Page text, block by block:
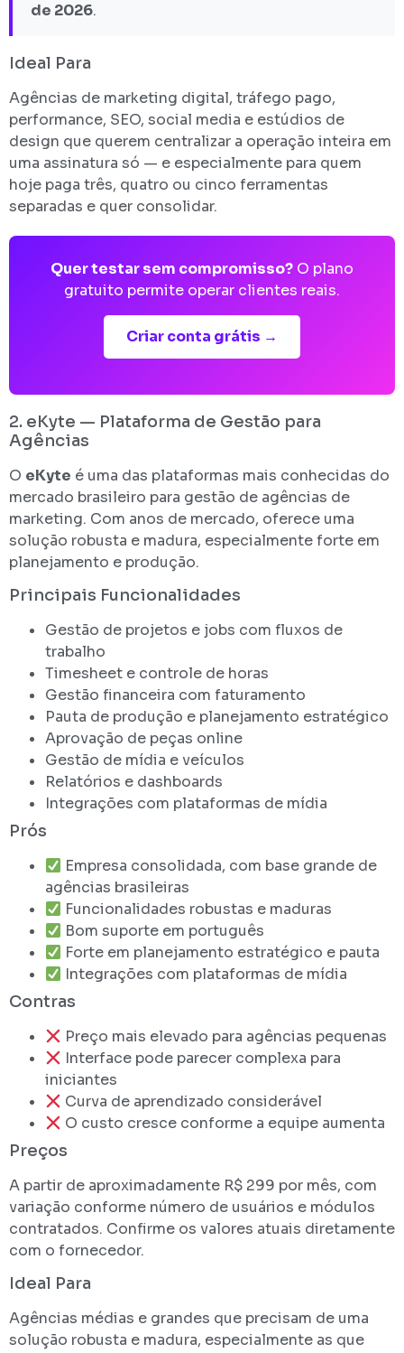
de 2026.
Ideal Para
Agências de marketing digital, tráfego pago,
performance, SEO, social media e estúdios de
design que querem centralizar a operação inteira em
uma assinatura só — e especialmente para quem
hoje paga três, quatro ou cinco ferramentas
separadas e quer consolidar.
Quer testar sem compromisso? O plano
gratuito permite operar clientes reais.
Criar conta grátis →
2. eKyte — Plataforma de Gestão para
Agências
O eKyte é uma das plataformas mais conhecidas do
mercado brasileiro para gestão de agências de
marketing. Com anos de mercado, oferece uma
solução robusta e madura, especialmente forte em
planejamento e produção.
Principais Funcionalidades
Gestão de projetos e jobs com fluxos de
trabalho
Timesheet e controle de horas
Gestão financeira com faturamento
Pauta de produção e planejamento estratégico
Aprovação de peças online
Gestão de mídia e veículos
Relatórios e dashboards
Integrações com plataformas de mídia
Prós
Empresa consolidada, com base grande de
agências brasileiras
Funcionalidades robustas e maduras
Bom suporte em português
Forte em planejamento estratégico e pauta
Integrações com plataformas de mídia
Contras
Preço mais elevado para agências pequenas
Interface pode parecer complexa para
iniciantes
Curva de aprendizado considerável
O custo cresce conforme a equipe aumenta
Preços
A partir de aproximadamente R$ 299 por mês, com
variação conforme número de usuários e módulos
contratados. Confirme os valores atuais diretamente
com o fornecedor.
Ideal Para
Agências médias e grandes que precisam de uma
solução robusta e madura, especialmente as que